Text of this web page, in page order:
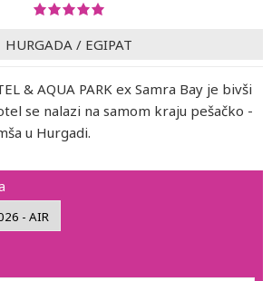
HURGADA / EGIPAT
& AQUA PARK ex Samra Bay je bivši
se nalazi na samom kraju pešačko -
u Hurgadi.